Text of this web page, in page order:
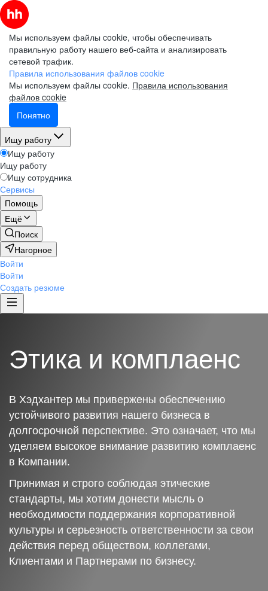
Мы используем файлы cookie, чтобы обеспечивать
правильную работу нашего веб-сайта и анализировать
сетевой трафик.
Правила использования файлов cookie
Мы используем файлы cookie. Правила использования
файлов cookie
Понятно
Ищу работу
Ищу работу
Ищу работу
Ищу сотрудника
Сервисы
Помощь
Ещё
Поиск
Нагорное
Войти
Войти
Создать резюме
Этика и комплаенс
В Хэдхантер мы привержены обеспечению
устойчивого развития нашего бизнеса в
долгосрочной перспективе. Это означает, что мы
уделяем высокое внимание развитию комплаенс
в Компании.
Принимая и строго соблюдая этические
стандарты, мы хотим донести мысль о
необходимости поддержания корпоративной
культуры и серьезность ответственности за свои
действия перед обществом, коллегами,
Клиентами и Партнерами по бизнесу.